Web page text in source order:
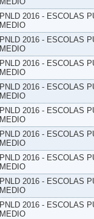
PNLD 2016 - ESCOLAS
MEDIO
PNLD 2016 - ESCOLAS
MEDIO
PNLD 2016 - ESCOLAS
MEDIO
PNLD 2016 - ESCOLAS
MEDIO
PNLD 2016 - ESCOLAS
MEDIO
PNLD 2016 - ESCOLAS
MEDIO
PNLD 2016 - ESCOLAS
MEDIO
PNLD 2016 - ESCOLAS
MEDIO
PNLD 2016 - ESCOLAS
MEDIO